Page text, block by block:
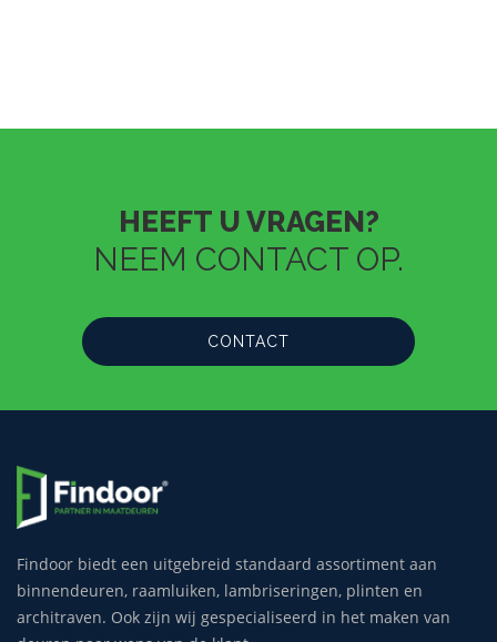
HEEFT U VRAGEN?
NEEM CONTACT OP.
CONTACT
Findoor biedt een uitgebreid standaard assortiment aan
binnendeuren, raamluiken, lambriseringen, plinten en
architraven. Ook zijn wij gespecialiseerd in het maken van